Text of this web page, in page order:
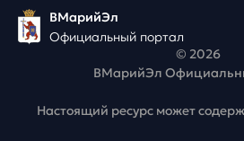
ВМарийЭл
Официальный портал
© 2026
ВМарийЭл
Настоящий ресурс может